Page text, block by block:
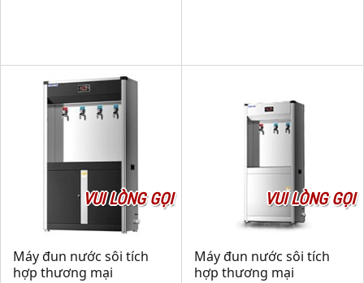
VUI LÒNG GỌI
Máy đun nước sôi tích
hợp thương mại
VUI LÒNG GỌI
Máy đun nước sôi tích
hợp thương mại